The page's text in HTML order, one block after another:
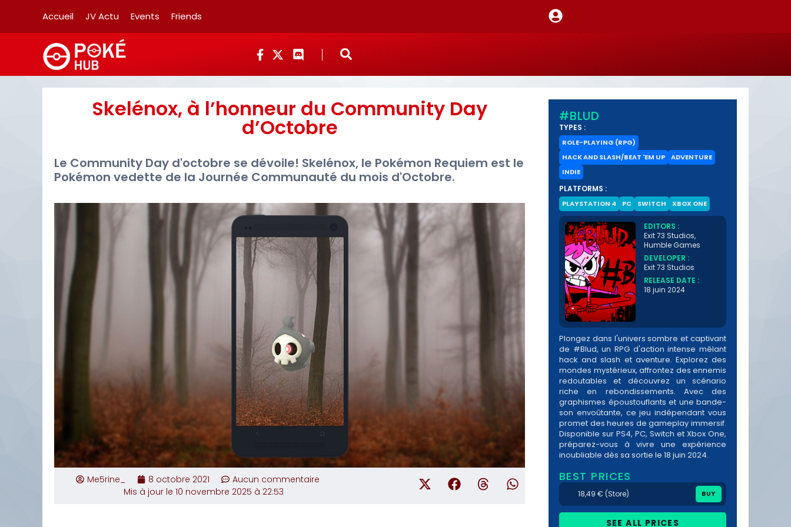
Accueil JV Actu Events Friends
Skelénox, à l’honneur du Community Day
d’Octobre
Le Community Day d'octobre se dévoile! Skelénox, le Pokémon Requiem est le
Pokémon vedette de la Journée Communauté du mois d'Octobre.
Me5rine_ 8 octobre 2021
Aucun commentaire
Mis à jour le 10 novembre 2025 à 22:53
#BLUD
TYPES :
ROLE-PLAYING (RPG)
HACK AND SLASH/BEAT 'EM UP
ADVENTURE
INDIE
PLATFORMS :
PLAYSTATION 4 PC SWITCH XBOX ONE
EDITORS :
Exit 73 Studios,
Humble Games
DEVELOPER :
Exit 73 Studios
RELEASE DATE :
18 juin 2024
Plongez dans l'univers sombre et captivant
de #Blud, un RPG d'action intense mêlant
hack and slash et aventure. Explorez des
mondes mystérieux, affrontez des ennemis
redoutables et découvrez un scénario
riche en rebondissements. Avec des
graphismes époustouflants et une bande-
son envoûtante, ce jeu indépendant vous
promet des heures de gameplay immersif.
Disponible sur PS4, PC, Switch et Xbox One,
préparez-vous à vivre une expérience
inoubliable dès sa sortie le 18 juin 2024.
BEST PRICES
18,49 € (Store) BUY
SEE ALL PRICES